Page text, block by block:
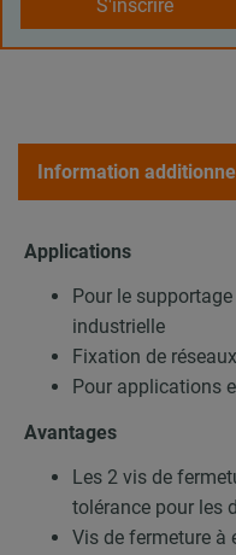
S'inscrire
Information
Applications
Pour le
industrielle
Fixation de
Pour applications
Avantages
Les 2 vis de
tolérance pour les
Vis de fermeture à